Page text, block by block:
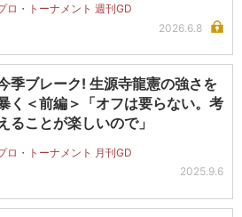
ロ・トーナメント 週刊GD
2026.6.8
季ブレーク! 生源寺龍憲の強さを
く＜前編＞「オフは要らない。考
ることが楽しいので」
ロ・トーナメント 月刊GD
2025.9.6